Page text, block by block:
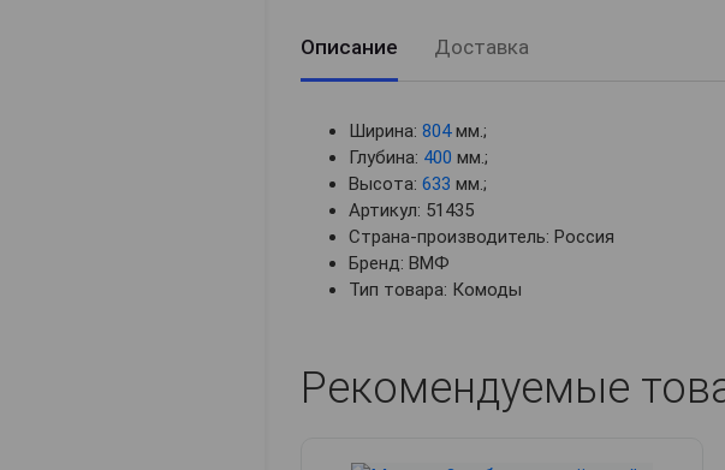
Описание Доставка
Ширина: 804мм.;
Глубина: 400 мм.;
Высота: 633 мм.;
Артикул: 51435
Страна-производитель: Россия
Бренд: ВМФ
Тип товара: Комоды
Рекомендуемые